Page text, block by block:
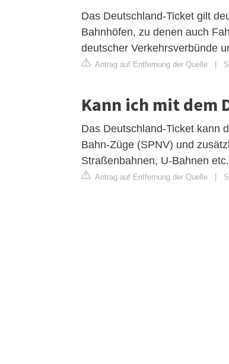
Das Deutschland-Ticket gilt
Bahnhöfen, zu denen auch
deutscher Verkehrsverbünde
Antrag auf Entfernung der Quelle
Kann ich mit dem
Das Deutschland-Ticket kann
Bahn-Züge (SPNV) und
Straßenbahnen, U-Bahnen etc.
Antrag auf Entfernung der Quelle